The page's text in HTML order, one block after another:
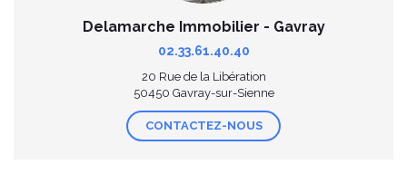
Delamarche Immobilier - Gavray
02.33.61.40.40
20 Rue de la Libération
50450 Gavray-sur-Sienne
CONTACTEZ-NOUS